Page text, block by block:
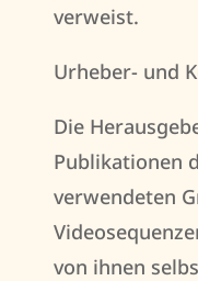
verweist.
Urheber- und
Die
Publikationen
verwendeten
von ihnen